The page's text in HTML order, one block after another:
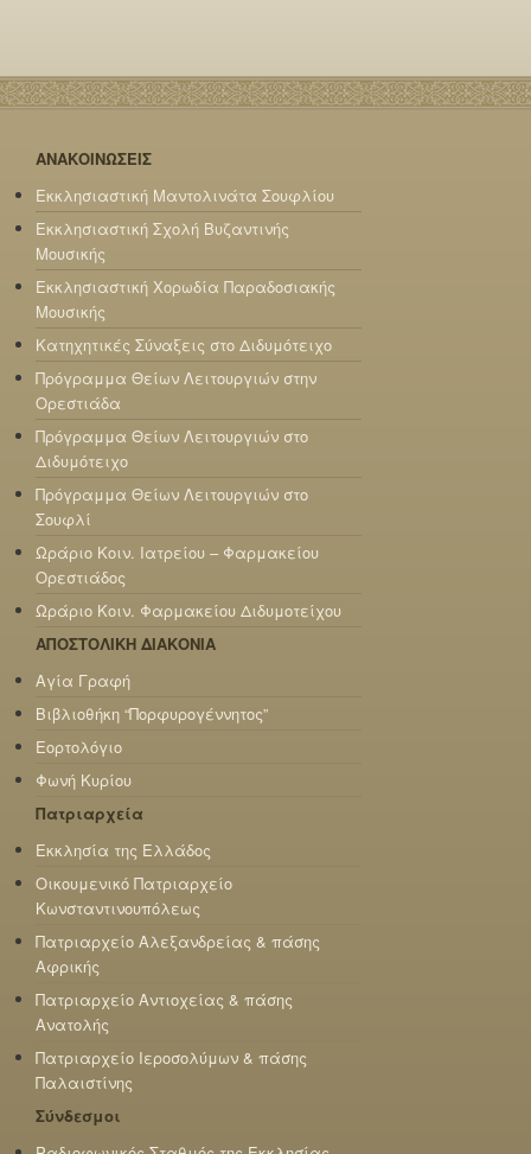
ΑΝΑΚΟΙΝΩΣΕΙΣ
Εκκλησιαστική Μαντολινάτα Σουφλίου
Εκκλησιαστική Σχολή Βυζαντινής
Μουσικής
Εκκλησιαστική Χορωδία Παραδοσιακής
Μουσικής
Κατηχητικές Σύναξεις στο Διδυμότειχο
Πρόγραμμα Θείων Λειτουργιών στην
Ορεστιάδα
Πρόγραμμα Θείων Λειτουργιών στο
Διδυμότειχο
Πρόγραμμα Θείων Λειτουργιών στο
Σουφλί
Ωράριο Κοιν. Ιατρείου – Φαρμακείου
Ορεστιάδος
Ωράριο Κοιν. Φαρμακείου Διδυμοτείχου
ΑΠΟΣΤΟΛΙΚΗ ΔΙΑΚΟΝΙΑ
Αγία Γραφή
Βιβλιοθήκη “Πορφυρογέννητος”
Εορτολόγιο
Φωνή Κυρίου
Πατριαρχεία
Εκκλησία της Ελλάδος
Οικουμενικό Πατριαρχείο
Κωνσταντινουπόλεως
Πατριαρχείο Αλεξανδρείας & πάσης
Αφρικής
Πατριαρχείο Αντιοχείας & πάσης
Ανατολής
Πατριαρχείο Ιεροσολύμων & πάσης
Παλαιστίνης
Σύνδεσμοι